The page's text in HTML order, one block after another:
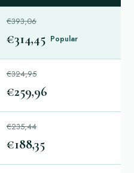
€393,06
€314,45 Popular
€324,95
€259,96
€235,44
€188,35